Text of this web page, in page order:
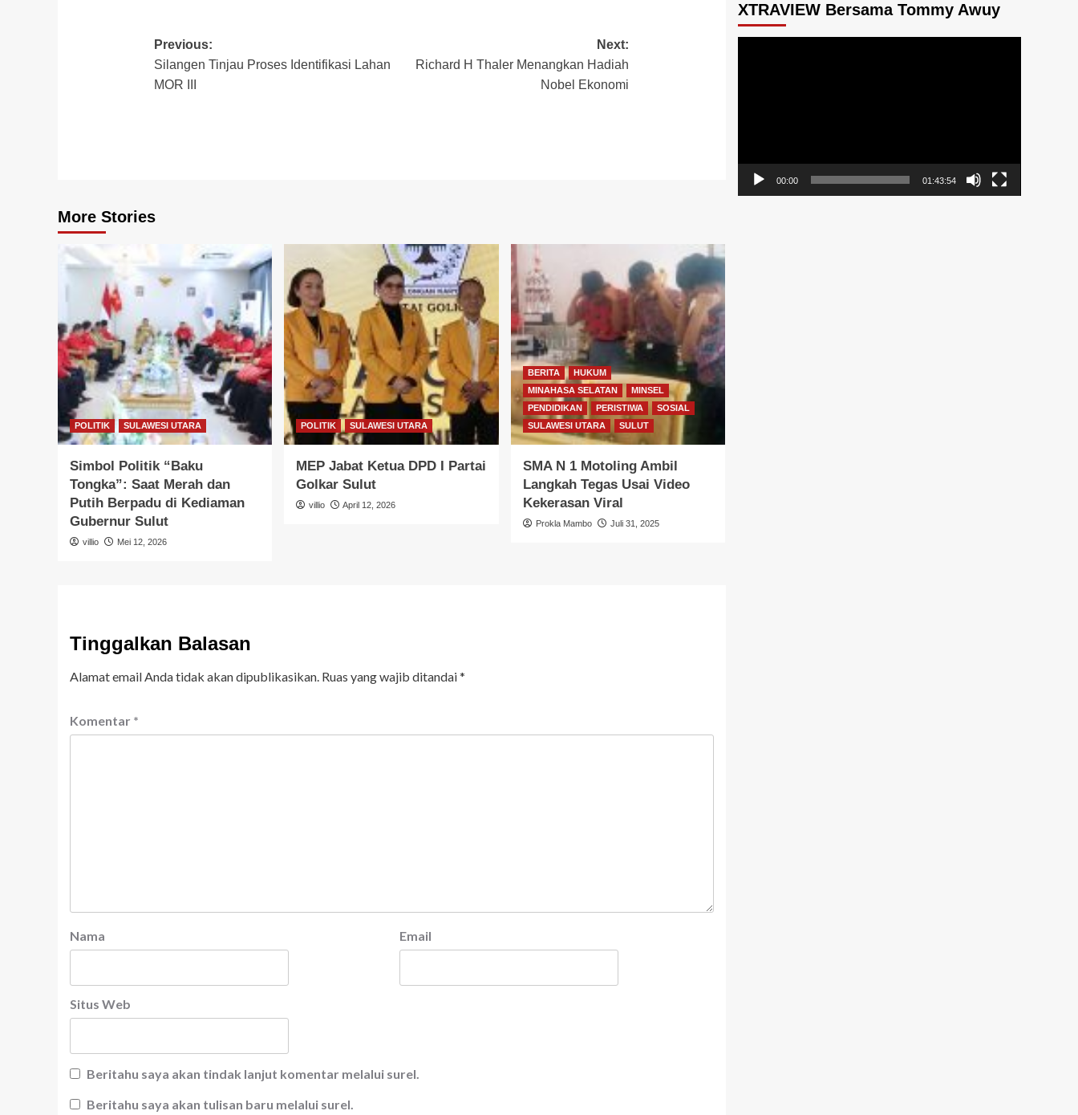
Post
navigation
Previous:
Silangen Tinjau Proses Identifikasi Lahan
MOR III
Next:
Richard H Thaler Menangkan Hadiah
Nobel Ekonomi
More Stories
POLITIK SULAWESI UTARA
Simbol Politik “Baku
Tongka”: Saat Merah dan
Putih Berpadu di Kediaman
Gubernur Sulut
villio Mei 12, 2026
POLITIK SULAWESI UTARA
MEP Jabat Ketua DPD I Partai
Golkar Sulut
villio April 12, 2026
BERITA
HUKUM
MINAHASA SELATAN
MINSEL
PENDIDIKAN
PERISTIWA
SOSIAL
SULAWESI UTARA
SULUT
SMA N 1 Motoling Ambil
Langkah Tegas Usai Video
Kekerasan Viral
Prokla Mambo Juli 31, 2025
Tinggalkan Balasan
Alamat email Anda tidak akan dipublikasikan. Ruas yang wajib ditandai*
Komentar *
Nama Email
Situs Web
Beritahu saya akan tindak lanjut komentar melalui surel.
Beritahu saya akan tulisan baru melalui surel.
XTRAVIEW Bersama Tommy Awuy
00:00 01:43:54